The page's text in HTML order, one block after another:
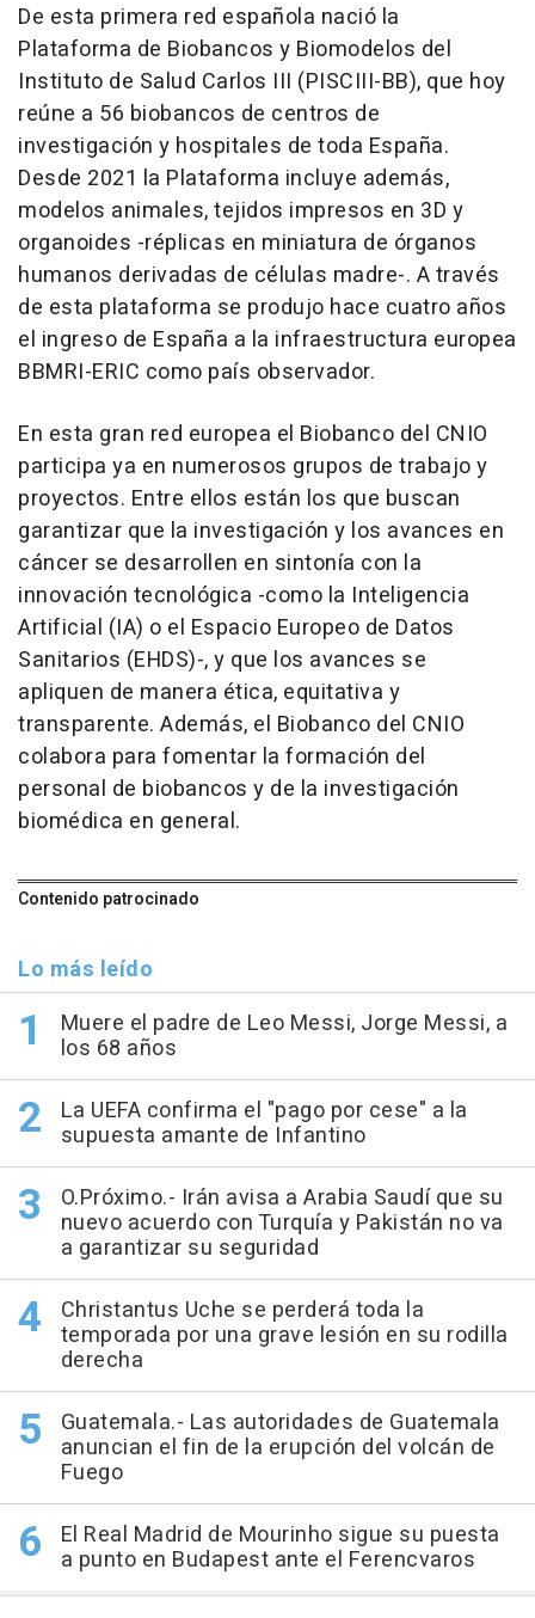
De esta primera red española nació la
Plataforma de Biobancos y Biomodelos del
Instituto de Salud Carlos III (PISCIII-BB), que hoy
reúne a 56 biobancos de centros de
investigación y hospitales de toda España.
Desde 2021 la Plataforma incluye además,
modelos animales, tejidos impresos en 3D y
organoides -réplicas en miniatura de órganos
humanos derivadas de células madre-. A través
de esta plataforma se produjo hace cuatro años
el ingreso de España a la infraestructura europea
BBMRI-ERIC como país observador.
En esta gran red europea el Biobanco del CNIO
participa ya en numerosos grupos de trabajo y
proyectos. Entre ellos están los que buscan
garantizar que la investigación y los avances en
cáncer se desarrollen en sintonía con la
innovación tecnológica -como la Inteligencia
Artificial (IA) o el Espacio Europeo de Datos
Sanitarios (EHDS)-, y que los avances se
apliquen de manera ética, equitativa y
transparente. Además, el Biobanco del CNIO
colabora para fomentar la formación del
personal de biobancos y de la investigación
biomédica en general.
Contenido patrocinado
Lo más leído
Muere el padre de Leo Messi, Jorge Messi, a
los 68 años
La UEFA confirma el "pago por cese" a la
supuesta amante de Infantino
O.Próximo.- Irán avisa a Arabia Saudí que su
nuevo acuerdo con Turquía y Pakistán no va
a garantizar su seguridad
Christantus Uche se perderá toda la
temporada por una grave lesión en su rodilla
derecha
Guatemala.- Las autoridades de Guatemala
anuncian el fin de la erupción del volcán de
Fuego
El Real Madrid de Mourinho sigue su puesta
a punto en Budapest ante el Ferencvaros